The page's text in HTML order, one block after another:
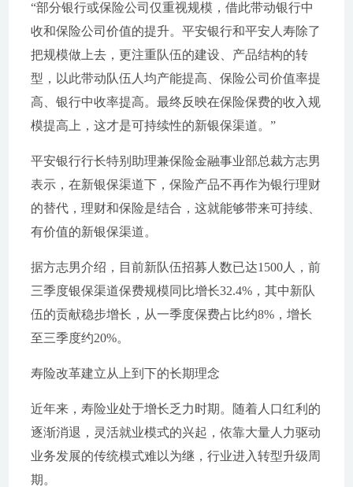
“部分银行或保险公司仅重视规模，借此带动银行中
收和保险公司价值的提升。平安银行和平安人寿除了
把规模做上去，更注重队伍的建设、产品结构的转
型，以此带动队伍人均产能提高、保险公司价值率提
高、银行中收率提高。最终反映在保险保费的收入规
模提高上，这才是可持续性的新银保渠道。”
平安银行行长特别助理兼保险金融事业部总裁方志男
表示，在新银保渠道下，保险产品不再作为银行理财
的替代，理财和保险是结合，这就能够带来可持续、
有价值的新银保渠道。
据方志男介绍，目前新队伍招募人数已达1500人，前
三季度银保渠道保费规模同比增长32.4%，其中新队
伍的贡献稳步增长，从一季度保费占比约8%，增长
至三季度约20%。
寿险改革建立从上到下的长期理念
近年来，寿险业处于增长乏力时期。随着人口红利的
逐渐消退，灵活就业模式的兴起，依靠大量人力驱动
业务发展的传统模式难以为继，行业进入转型升级周
期。